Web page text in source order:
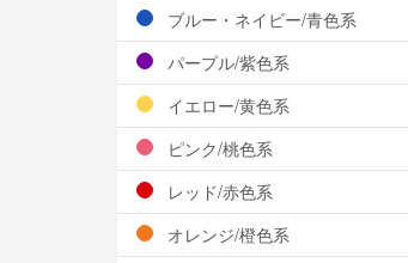
ブルー・ネイビー/青色系
パープル/紫色系
イエロー/黄色系
ピンク/桃色系
レッド/赤色系
オレンジ/橙色系